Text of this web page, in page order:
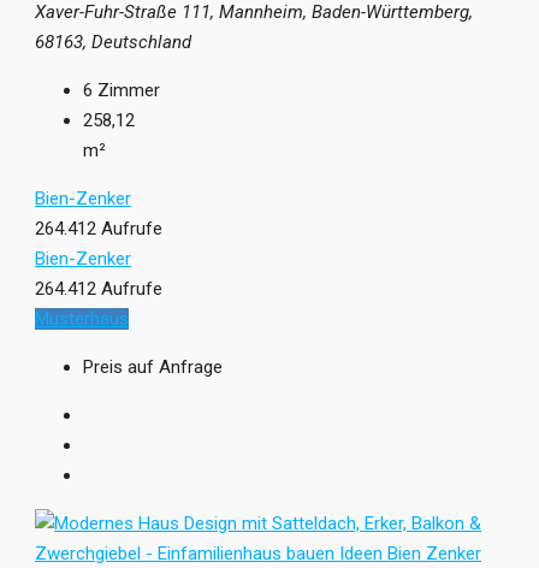
Xaver-Fuhr-Straße 111, Mannheim, Baden-Württemberg,
68163, Deutschland
6 Zimmer
258,12
m²
Bien-Zenker
264.412 Aufrufe
Bien-Zenker
264.412 Aufrufe
Musterhaus
Preis auf Anfrage